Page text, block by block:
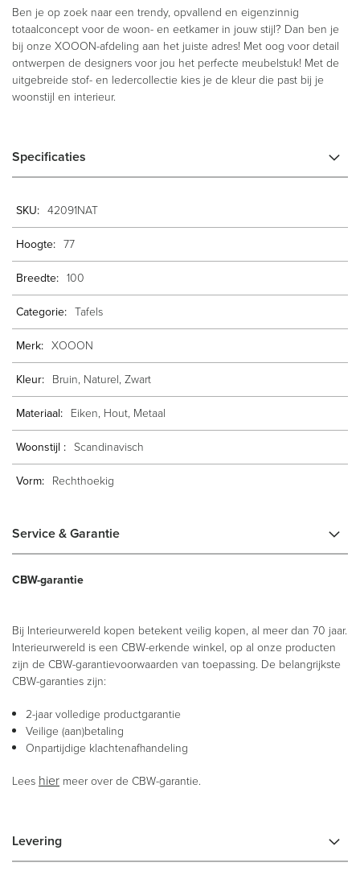
Ben je op zoek naar een trendy, opvallend en eigenzinnig
totaalconcept voor de woon- en eetkamer in jouw stijl? Dan ben je
bij onze XOOON-afdeling aan het juiste adres! Met oog voor detail
ontwerpen de designers voor jou het perfecte meubelstuk! Met de
uitgebreide stof- en ledercollectie kies je de kleur die past bij je
woonstijl en interieur.
Specificaties
informatie42091NAT
77
100
Tafels
XOOON
Bruin, Naturel, Zwart
Eiken, Hout, Metaal
Scandinavisch
Rechthoekig
Service & Garantie
CBW-garantie
Bij Interieurwereld kopen betekent veilig kopen, al meer dan 70 jaar.
Interieurwereld is een CBW-erkende winkel, op al onze producten
zijn de CBW-garantievoorwaarden van toepassing. De belangrijkste
CBW-garanties zijn:
2-jaar volledige productgarantie
Veilige (aan)betaling
Onpartijdige klachtenafhandeling
Lees hier meer over de CBW-garantie.
Levering